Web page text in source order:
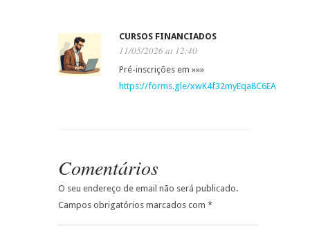
CURSOS FINANCIADOS
11/05/2026 at 12:40
Pré-inscrições em »»»
https://forms.gle/xwK4f32myEqa8C6EA
Comentários
O seu endereço de email não será publicado.
Campos obrigatórios marcados com *